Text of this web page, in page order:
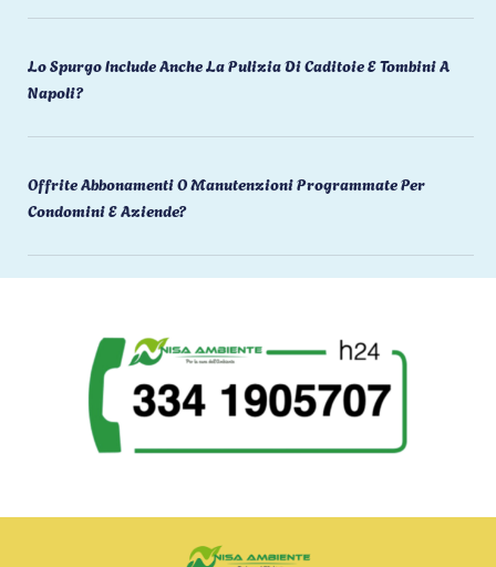
Lo Spurgo Include Anche La Pulizia Di Caditoie E Tombini A
Napoli?
Offrite Abbonamenti O Manutenzioni Programmate Per
Condomini E Aziende?